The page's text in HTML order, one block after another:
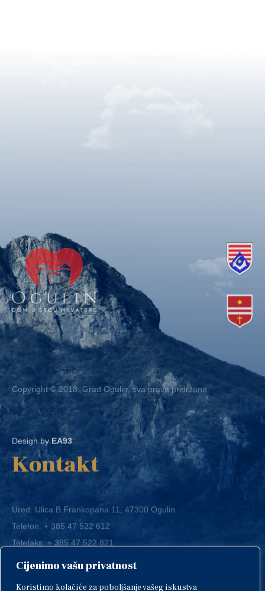
Cijenimo vašu privatnost
Koristimo kolačiće za poboljšanje vašeg iskustva
Copyright © 2018. Grad Ogulin, sva prava pridržana.
Design byEA93
Kontakt
Ured: Ulica B.Frankopana 11, 47300 Ogulin
Telefon:+ 385 47 522 612
Telefaks:+ 385 47 522 821
E-mail:grad-ogulin@ogulin.hr